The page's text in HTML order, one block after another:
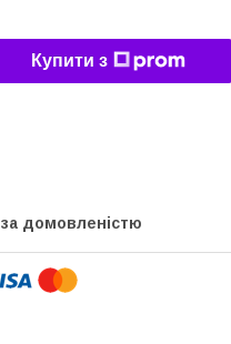
Купити з
за домовленістю